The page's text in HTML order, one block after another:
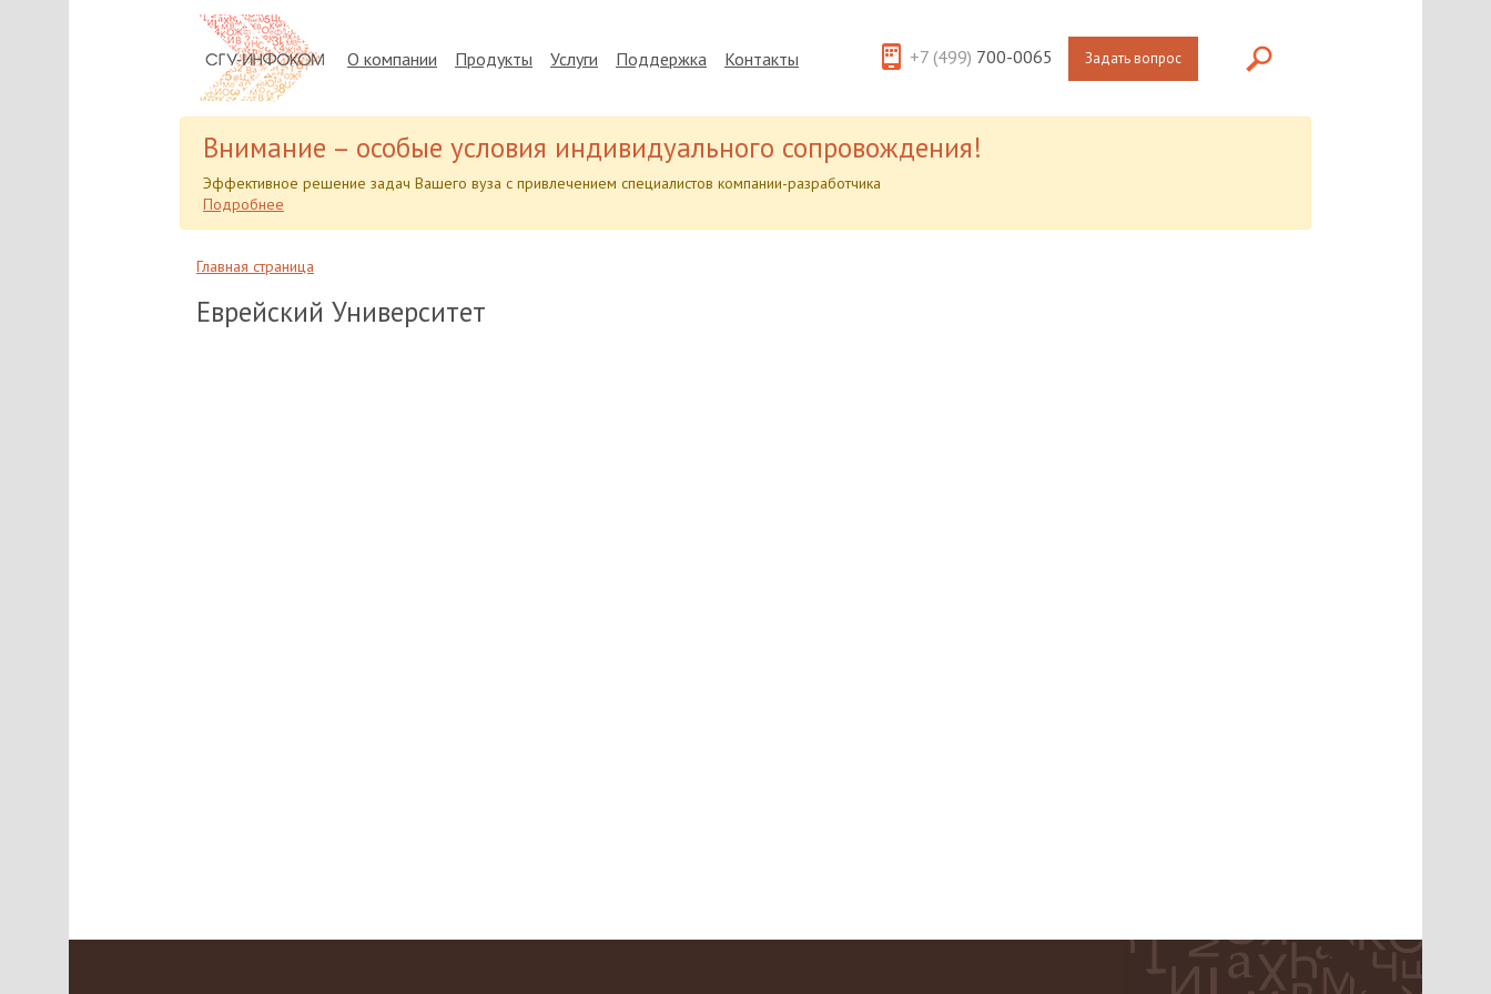
О компании Продукты Услуги Поддержка Контакты +7 (499) 700-0065 Задать вопрос
Внимание – особые условия индивидуального сопровождения!
Эффективное решение задач Вашего вуза с привлечением специалистов компании-разработчика
Подробнее
Главная страница
Еврейский Университет